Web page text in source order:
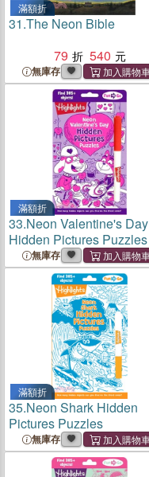
滿額折
31.The Neon Bible
79
540
無庫存
滿額折
33.Neon Valentine's Day
Hidden Pictures Puzzles
無庫存
滿額折
35.Neon Shark Hidden
Pictures Puzzles
無庫存